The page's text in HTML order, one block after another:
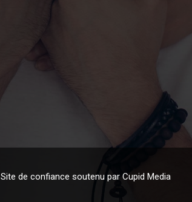
Site de confiance soutenu par Cupid Media